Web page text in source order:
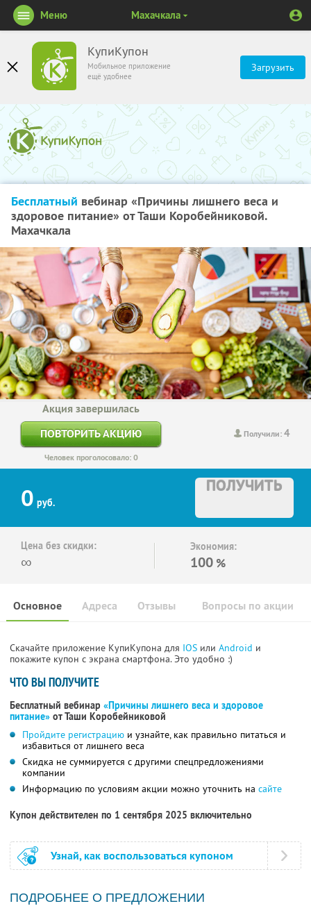
КупиКупон
Мобильное приложение
ещё удобнее
Загрузить
Меню Махачкала
Бесплатный вебинар «Причины лишнего веса и
здоровое питание» от Таши Коробейниковой.
Махачкала
Получили:4
Акция завершилась
ПОВТОРИТЬ АКЦИЮ
Человек проголосовало: 0
0 руб.
ПОЛУЧИТЬ
Цена без скидки:
∞
Экономия:
100 %
Основное Отзывы Вопросы по акции
Адреса
Скачайте приложение КупиКупона для IOS или Android и
покажите купон с экрана смартфона. Это удобно :)
ЧТО ВЫ ПОЛУЧИТЕ
Бесплатный вебинар «Причины лишнего веса и здоровое
питание» от Таши Коробейниковой
Пройдите регистрацию и узнайте, как правильно питаться и
избавиться от лишнего веса
Скидка не суммируется с другими спецпредложениями
компании
Информацию по условиям акции можно уточнить на сайте
Купон действителен по 1 сентября 2025 включительно
Узнай, как воспользоваться купоном
ПОДРОБНЕЕ О ПРЕДЛОЖЕНИИ